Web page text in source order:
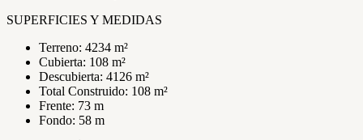
SUPERFICIES Y MEDIDAS
Terreno: 4234 m²
Cubierta: 108 m²
Descubierta: 4126 m²
Total Construido: 108 m²
Frente: 73 m
Fondo: 58 m